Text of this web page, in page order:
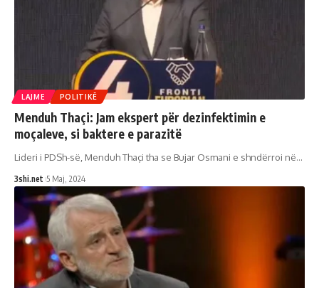
LAJME POLITIKË
Menduh Thaçi: Jam ekspert për dezinfektimin e
moçaleve, si baktere e parazitë
Lideri i PDSh-së, Menduh Thaçi tha se Bujar Osmani e shndërroi në…
3shi.net 5 Maj, 2024